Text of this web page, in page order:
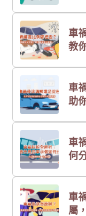
車
教
車
助
車
何
車
屬